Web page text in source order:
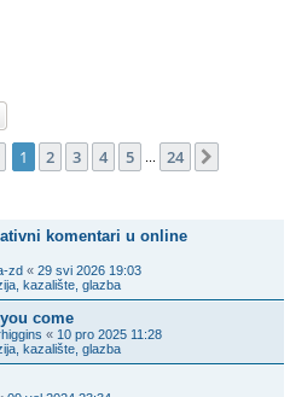
Stranica: 1/ 24.
1 2 3 4 5 24
komentari u online
zd « 29 svi 2026 19:03
kazalište, glazba
come
« 10 pro 2025 11:28
kazalište, glazba